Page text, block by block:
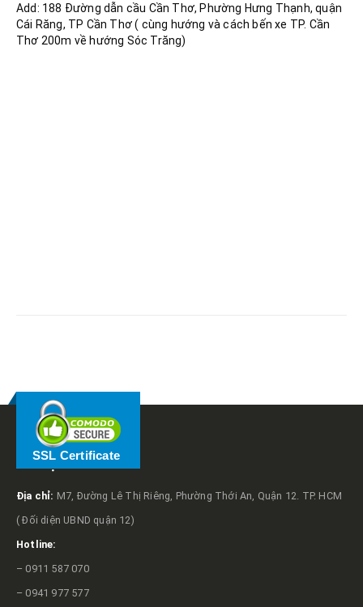
Add: 188 Đường dẫn cầu Cần Thơ, Phường Hưng Thạnh, quận
Cái Răng, TP Cần Thơ ( cùng hướng và cách bến xe TP. Cần
Thơ 200m về hướng Sóc Trăng)
SSL Certificate
VỀ TRỌNG TẤN
Địa chỉ: M7, Đường Lê Thị Riêng, Phường Thới An, Quận 12. TP. HCM
( Đối diện UBND quận 12)
Hotline:
– 0911 587 070
– 0941 977 577